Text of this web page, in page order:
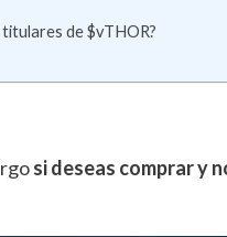
de $vTHOR?
si deseas comprar y